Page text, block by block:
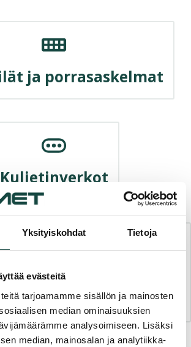
Yksityiskohdat Tietoja
evästeitä
tarjoamamme sisällön ja mainosten
median ominaisuuksien
analysoimiseen. Lisäksi
median, mainosalan ja analytiikka-
ja porrasaskelmat
Kuljetinverkot
varaosat ja
lisävarusteet